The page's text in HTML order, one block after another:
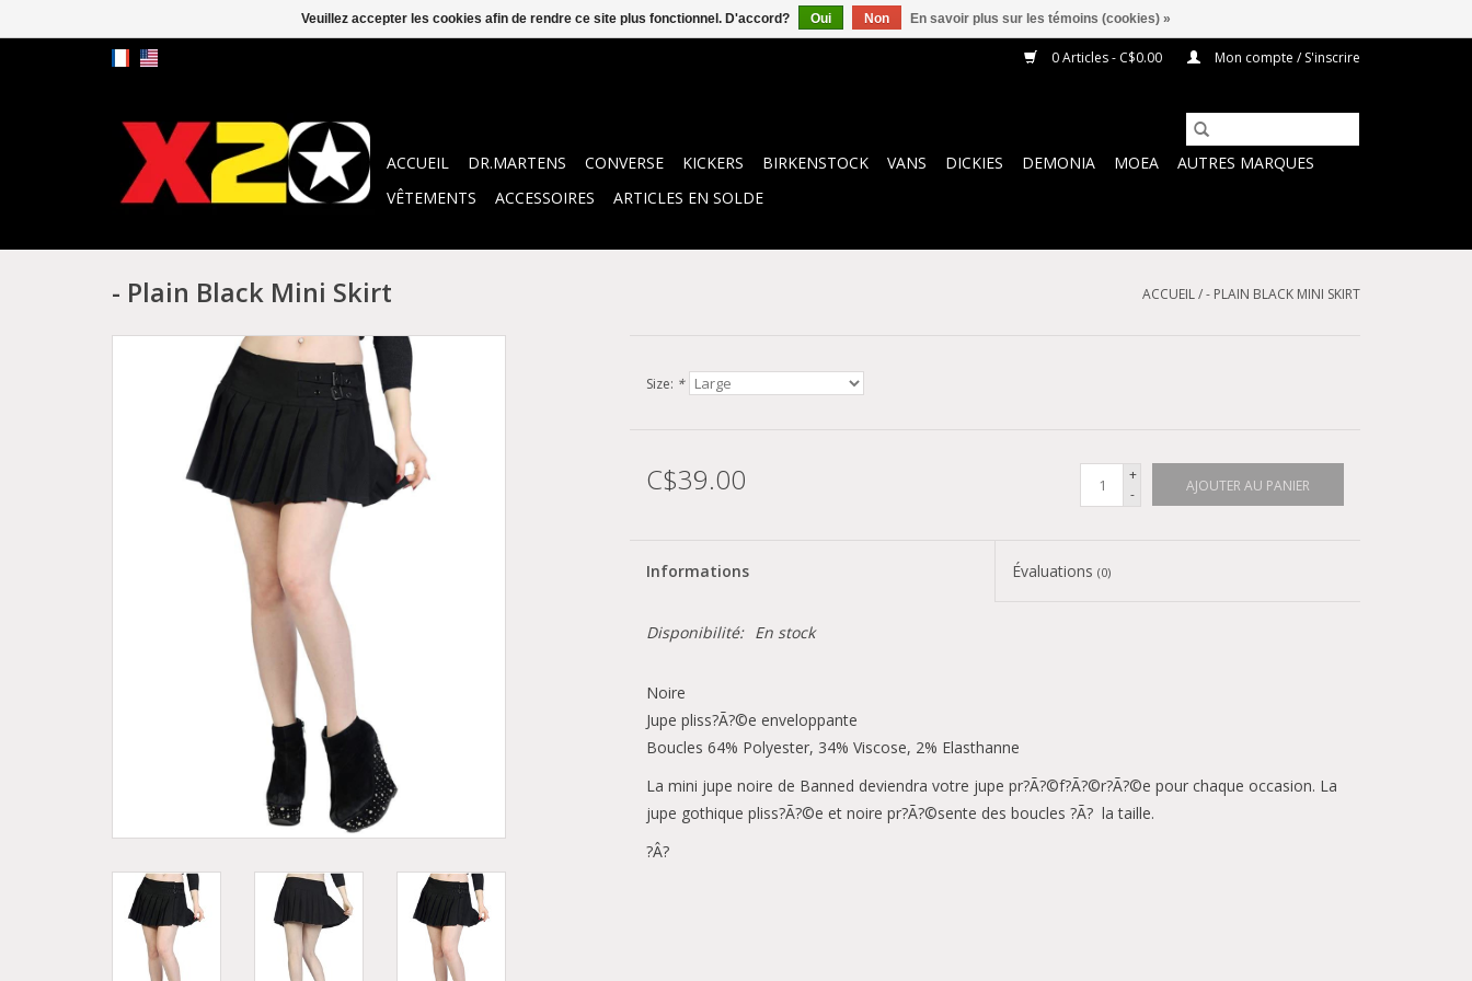
0 Articles - C$0.00 Mon compte / S'inscrire
ACCUEIL DR.MARTENS CONVERSE KICKERS BIRKENSTOCK VANS DICKIES DEMONIA MOEA
AUTRES MARQUES
VÊTEMENTS
ACCESSOIRES ARTICLES EN SOLDE
- Plain Black Mini Skirt ACCUEIL/- PLAIN BLACK MINI SKIRT
Size: *
C$39.00
+
-
AJOUTER AU PANIER
Informations Évaluations(0)
Disponibilité: En stock
Noire
Jupe pliss?Ã?©e enveloppante
Boucles 64% Polyester, 34% Viscose, 2% Elasthanne
La mini jupe noire de Banned deviendra votre jupe pr?Ã?©f?Ã?©r?Ã?©e pour chaque occasion. La
jupe gothique pliss?Ã?©e et noire pr?Ã?©sente des boucles ?Ã? la taille.
?Â?
Veuillez accepter les cookies afin de rendre ce site plus fonctionnel. D'accord? Oui Non En savoir plus sur les témoins (cookies) »